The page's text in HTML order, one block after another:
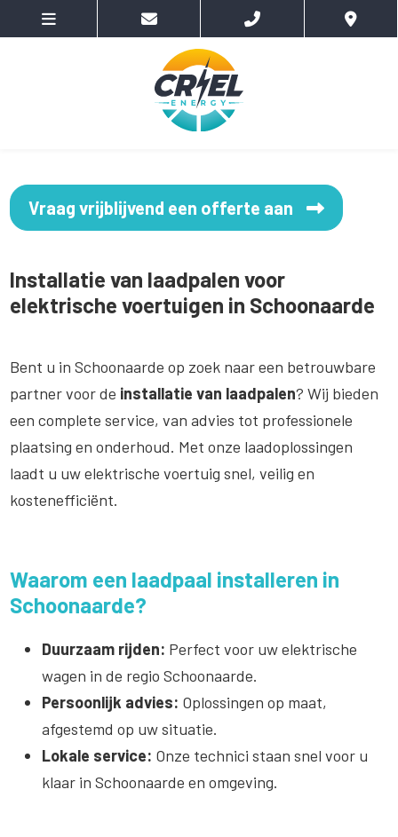
Vraag vrijblijvend een offerte aan
Installatie van laadpalen voor
elektrische voertuigen in Schoonaarde
Bent u in Schoonaarde op zoek naar een betrouwbare
partner voor de installatie van laadpalen? Wij bieden
een complete service, van advies tot professionele
plaatsing en onderhoud. Met onze laadoplossingen
laadt u uw elektrische voertuig snel, veilig en
kostenefficiënt.
Waarom een laadpaal installeren in
Schoonaarde?
Duurzaam rijden: Perfect voor uw elektrische
wagen in de regio Schoonaarde.
Persoonlijk advies: Oplossingen op maat,
afgestemd op uw situatie.
Lokale service: Onze technici staan snel voor u
klaar in Schoonaarde en omgeving.